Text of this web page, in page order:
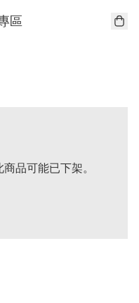
區
品可能已下架。